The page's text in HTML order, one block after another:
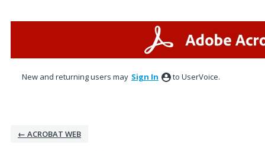
New and returning users may Sign In to UserVoice.
← ACROBAT WEB